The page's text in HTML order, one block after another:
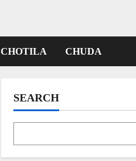
CHOTILA CHUDA
SEARCH